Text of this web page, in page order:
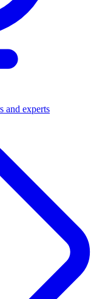
and experts